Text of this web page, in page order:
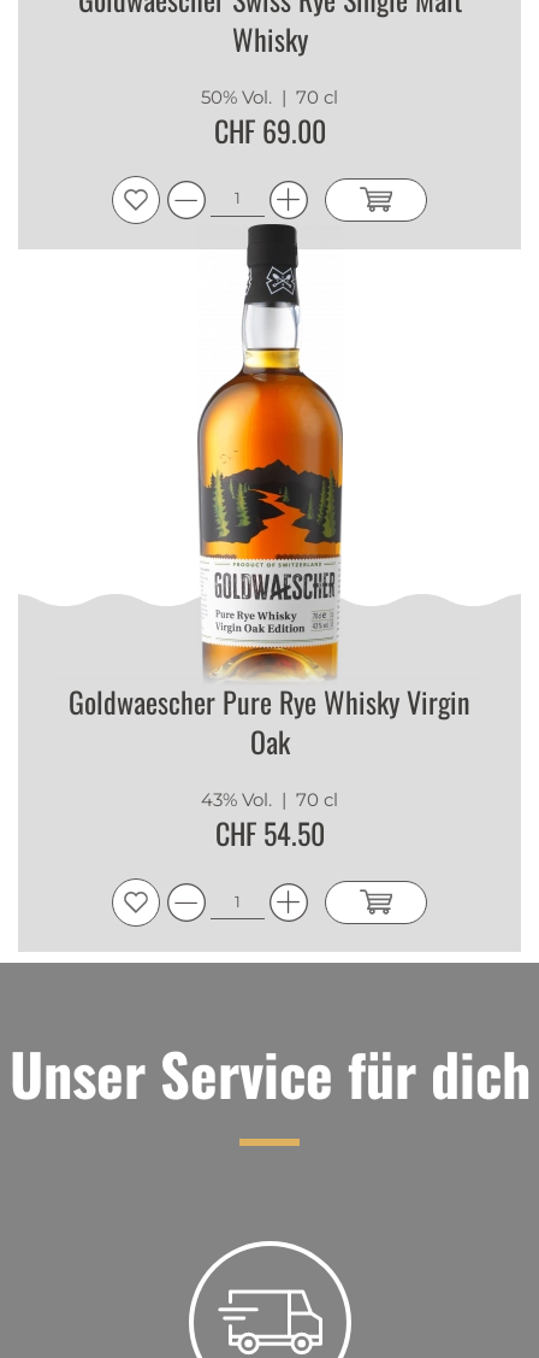
Whisky
50% Vol. | 70 cl
CHF 69.00
Goldwaescher Pure Rye Whisky Virgin
Oak
43% Vol. | 70 cl
CHF 54.50
Unser Service für dich